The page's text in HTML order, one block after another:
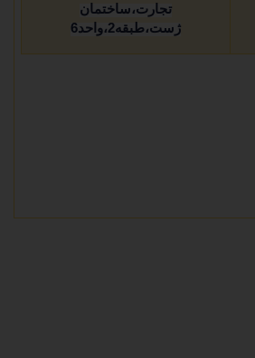
تجارت،ساختمان
ژست،طبقه2،واحد6